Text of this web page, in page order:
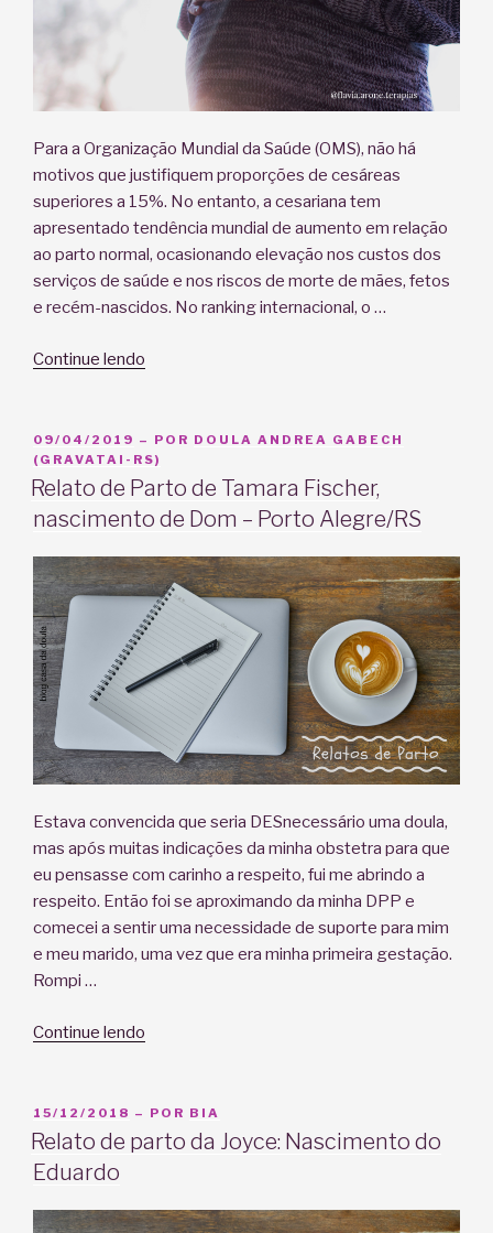
Para a Organização Mundial da Saúde (OMS), não há
motivos que justifiquem proporções de cesáreas
superiores a 15%. No entanto, a cesariana tem
apresentado tendência mundial de aumento em relação
ao parto normal, ocasionando elevação nos custos dos
serviços de saúde e nos riscos de morte de mães, fetos
e recém-nascidos. No ranking internacional, o …
Continue lendo
cesárea
desnecessária?”
PUBLICADO
EM
09/04/2019 – POR DOULA ANDREA GABECH
(GRAVATAI-RS)
Relato de Parto de Tamara Fischer,
nascimento de Dom – Porto Alegre/RS
Estava convencida que seria DESnecessário uma doula,
mas após muitas indicações da minha obstetra para que
eu pensasse com carinho a respeito, fui me abrindo a
respeito. Então foi se aproximando da minha DPP e
comecei a sentir uma necessidade de suporte para mim
e meu marido, uma vez que era minha primeira gestação.
Rompi …
Continue lendo
de
Tamara
de
PUBLICADO
EM
15/12/2018 – POR BIA
Relato de parto da Joyce: Nascimento do
Eduardo